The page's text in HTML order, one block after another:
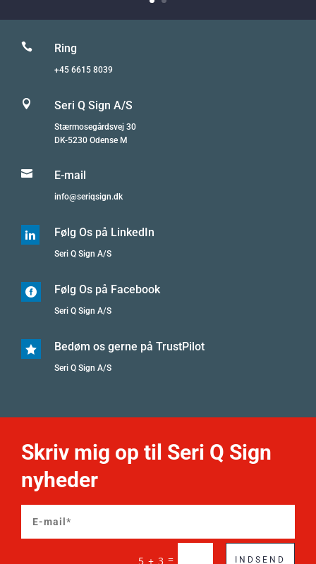
 Ring
+45 6615 8039
 Seri Q Sign A/S
Stærmosegårdsvej 30
DK-5230 Odense M
 E-mail
info@seriqsign.dk
 Følg Os på LinkedIn
Seri Q Sign A/S
 Følg Os på Facebook
Seri Q Sign A/S
 Bedøm os gerne på TrustPilot
Seri Q Sign A/S
Skriv mig op til Seri Q Sign
nyheder
5 + 3 = INDSEND